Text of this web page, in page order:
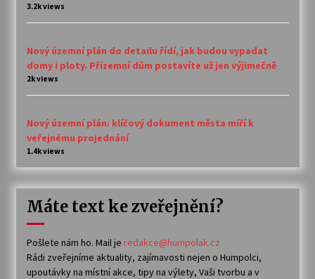
3.2k views
Nový územní plán do detailu řídí, jak budou vypadat
domy i ploty. Přízemní dům postavíte už jen výjimečně
2k views
Nový územní plán: klíčový dokument města míří k
veřejnému projednání
1.4k views
Máte text ke zveřejnění?
Pošlete nám ho. Mail je redakce@humpolak.cz
Rádi zveřejníme aktuality, zajímavosti nejen o Humpolci,
upoutávky na místní akce, tipy na výlety, Vaši tvorbu a v